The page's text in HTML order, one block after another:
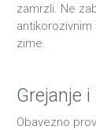
zamrzli. Ne
zime.
Grejanje
Obavezno